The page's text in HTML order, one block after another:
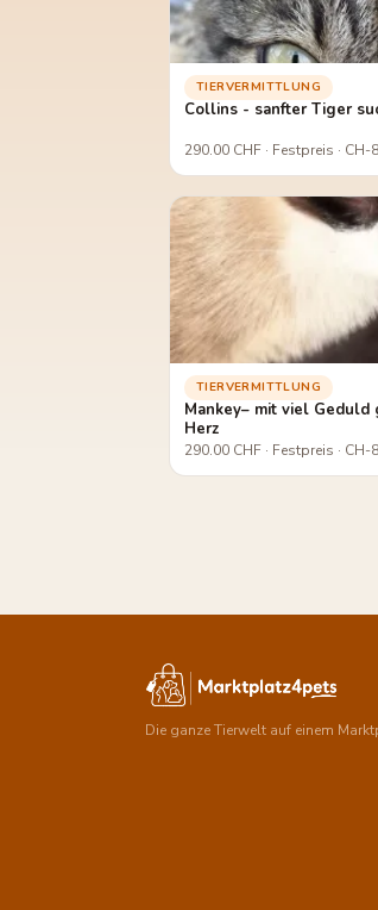
TIERVERMITTLUNG
Collins - sanfter
290.00 CHF · Festpreis ·
TIERVERMITTLUNG
Mankey– mit viel Geduld
Herz
290.00 CHF · Festpreis ·
Die ganze Tierwelt auf einem